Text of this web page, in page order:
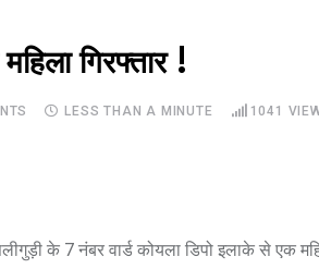
गिरफ्तार !
LESS THAN A MINUTE 1041
के 7 नंबर वार्ड कोयला डिपो इलाके से एक